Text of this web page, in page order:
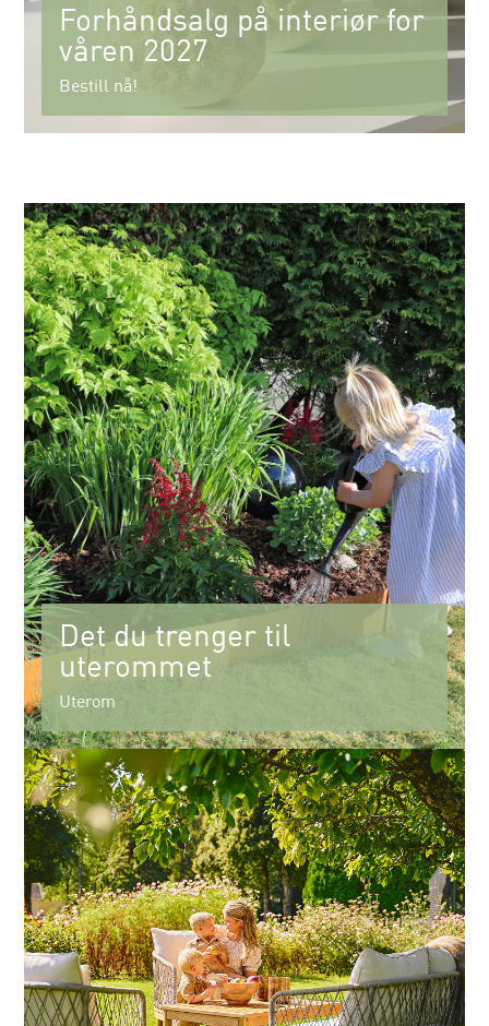
Forhåndsalg på interiør for
våren 2027
Bestill nå!
Det du trenger til
uterommet
Uterom